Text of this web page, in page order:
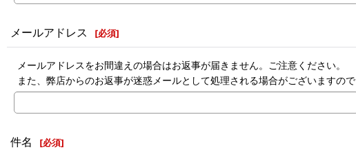
メールアドレス [必須]
メールアドレスをお間違えの場合はお返事が届きません。ご注意ください。
また、弊店からのお返事が迷惑メールとして処理される場合がございますの
件名 [必須]